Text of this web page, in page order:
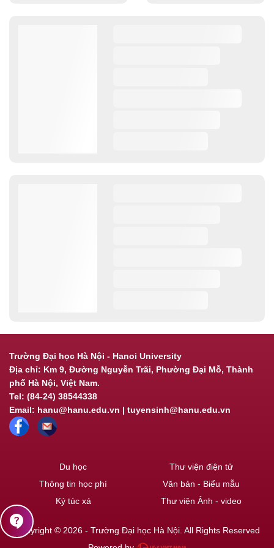
Trường Đại học Hà Nội - Hanoi University
Địa chỉ: Km 9, Đường Nguyễn Trãi, Phường Đại Mỗ, Thành
phố Hà Nội, Việt Nam.
Tel: (84-24) 38544338
Email: hanu@hanu.edu.vn | tuyensinh@hanu.edu.vn
Du học
Thông tin học phí
Ký túc xá
Thư viện điện tử
Văn bản - Biểu mẫu
Thư viện Ảnh - video
Copyright © 2026 - Trường Đại học Hà Nội. All Rights Reserved
contact_support